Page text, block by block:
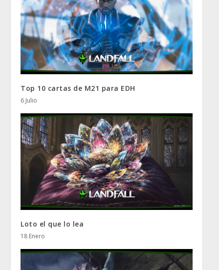
Top 10 cartas de M21 para EDH
6 Julio
Loto el que lo lea
18 Enero